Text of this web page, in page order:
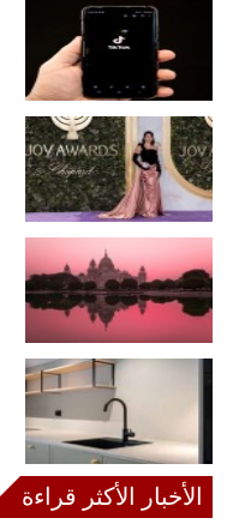
الأخبار الأكثر قراءة